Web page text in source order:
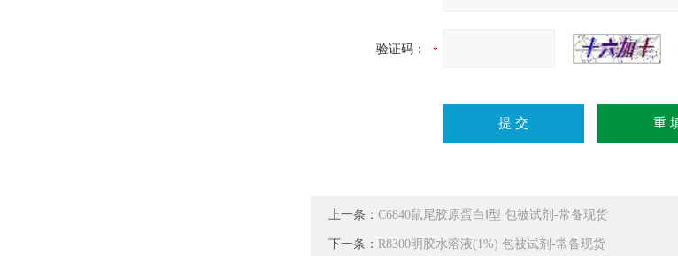
验证码：
上一条：C6840鼠尾胶原蛋白Ⅰ型 包被试剂-常备现货
下一条： R8300明胶水溶液(1%) 包被试剂-常备现货